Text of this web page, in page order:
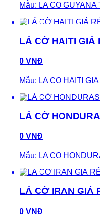
Mẫu: LA CO GUYANA
LÁ CỜ HAITI GIÁ
0 VNĐ
Mẫu: LA CO HAITI
LÁ CỜ
0 VNĐ
Mẫu: LA CO
LÁ CỜ IRAN GIÁ
0 VNĐ